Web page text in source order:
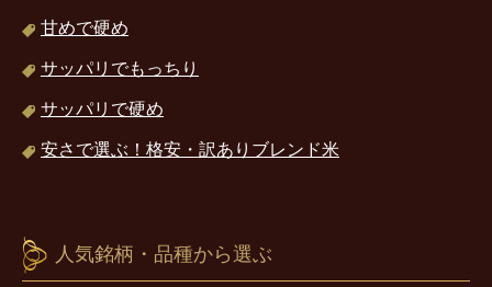
甘めで硬め
サッパリでもっちり
サッパリで硬め
安さで選ぶ！格安・訳ありブレンド米
人気銘柄・品種から選ぶ